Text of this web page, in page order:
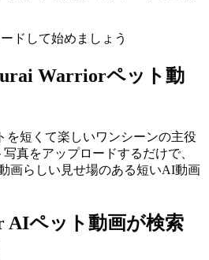
ドして始めましょう
Warriorペット動
を短くて楽しいワンシーンの主役
真をアップロードするだけで、
画らしい見せ場のある短いAI動画
AIペット動画が検索